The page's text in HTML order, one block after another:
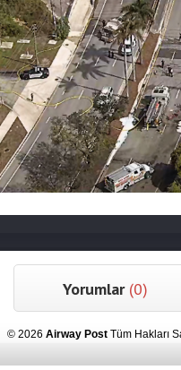
Yorumlar (0)
© 2026 Airway Post Tüm Hakları